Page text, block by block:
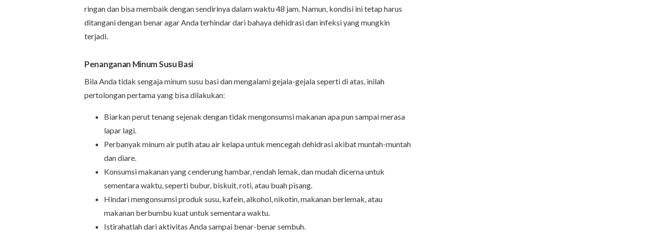
ringan dan bisa membaik dengan sendirinya dalam waktu 48 jam. Namun, kondisi ini tetap harus
ditangani dengan benar agar Anda terhindar dari bahaya dehidrasi dan infeksi yang mungkin
terjadi.
Penanganan Minum Susu Basi
Bila Anda tidak sengaja minum susu basi dan mengalami gejala-gejala seperti di atas, inilah
pertolongan pertama yang bisa dilakukan:
Biarkan perut tenang sejenak dengan tidak mengonsumsi makanan apa pun sampai merasa
lapar lagi.
Perbanyak minum air putih atau air kelapa untuk mencegah dehidrasi akibat muntah-muntah
dan diare.
Konsumsi makanan yang cenderung hambar, rendah lemak, dan mudah dicerna untuk
sementara waktu, seperti bubur, biskuit, roti, atau buah pisang.
Hindari mengonsumsi produk susu, kafein, alkohol, nikotin, makanan berlemak, atau
makanan berbumbu kuat untuk sementara waktu.
Istirahatlah dari aktivitas Anda sampai benar-benar sembuh.